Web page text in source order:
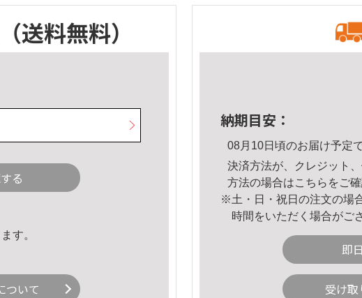
（送料無料）
る
す。
ついて
納期目安：
08月10日頃のお届け予定で
決済方法が、クレジット
方法の場合はこちら をご
※土・日・祝日の注文の場
時間をいただく場合がご
即
受け